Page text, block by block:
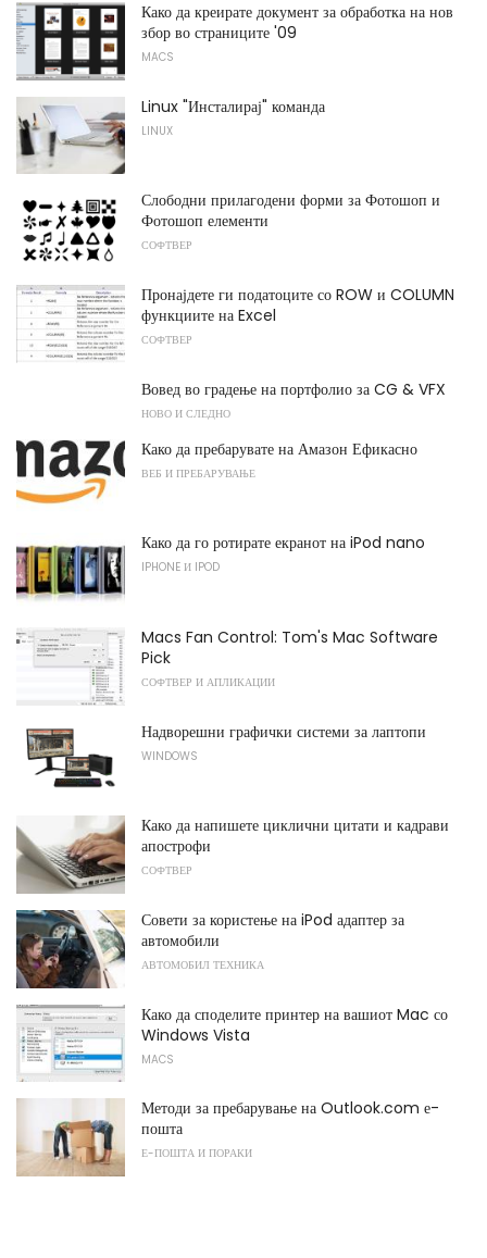
Како да креирате документ за обработка на нов
збор во страниците '09
MACS
Linux "Инсталирај" команда
LINUX
Слободни прилагодени форми за Фотошоп и
Фотошоп елементи
СОФТВЕР
Пронајдете ги податоците со ROW и COLUMN
функциите на Excel
СОФТВЕР
Вовед во градење на портфолио за CG & VFX
НОВО И СЛЕДНО
Како да пребарувате на Амазон Ефикасно
ВЕБ И ПРЕБАРУВАЊЕ
Како да го ротирате екранот на iPod nano
IPHONE И IPOD
Macs Fan Control: Tom's Mac Software
Pick
СОФТВЕР И АПЛИКАЦИИ
Надворешни графички системи за лаптопи
WINDOWS
Како да напишете циклични цитати и кадрави
апострофи
СОФТВЕР
Совети за користење на iPod адаптер за
автомобили
АВТОМОБИЛ ТЕХНИКА
Како да споделите принтер на вашиот Mac со
Windows Vista
MACS
Методи за пребарување на Outlook.com е-
пошта
Е-ПОШТА И ПОРАКИ